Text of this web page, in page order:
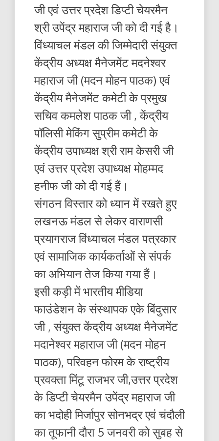
जी एवं उत्तर प्रदेश डिप्टी चेयरमैन
श्री उपेंद्र महाराज जी को दी गई है।
विंध्याचल मंडल की जिम्मेदारी संयुक्त
केंद्रीय अध्यक्ष मैनेजमेंट मदनेश्वर
महाराज जी (मदन मोहन पाठक) एवं
केंद्रीय मैनेजमेंट कमेटी के प्रमुख
सचिव कमलेश पाठक जी , केंद्रीय
पॉलिसी मेकिंग सुप्रीम कमेटी के
केंद्रीय उपाध्यक्ष श्री राम केसरी जी
एवं उत्तर प्रदेश उपाध्यक्ष मोहम्मद
हनीफ जी को दी गई हैं।
संगठन विस्तार को ध्यान में रखते हुए
लखनऊ मंडल से लेकर वाराणसी
प्रयागराज विंध्याचल मंडल पत्रकार
एवं सामाजिक कार्यकर्ताओं से संपर्क
का अभियान तेज किया गया हैं।
इसी कड़ी में भारतीय मीडिया
फाउंडेशन के संस्थापक एके बिंदुसार
जी , संयुक्त केंद्रीय अध्यक्ष मैनेजमेंट
मदानेश्वर महाराज जी (मदन मोहन
पाठक), परिवहन फोरम के राष्ट्रीय
प्रवक्ता मिंटू राजभर जी,उत्तर प्रदेश
के डिप्टी चेयरमैन उपेंद्र महाराज जी
का भदोही मिर्जापुर सोनभद्र एवं चंदौली
का तूफानी दौरा 5 जनवरी को सुबह से